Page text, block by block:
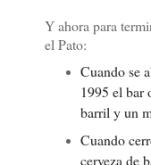
Y ahora para
el Pato:
Cuando se
1995 el bar
barril y un
Cuando
cerveza de